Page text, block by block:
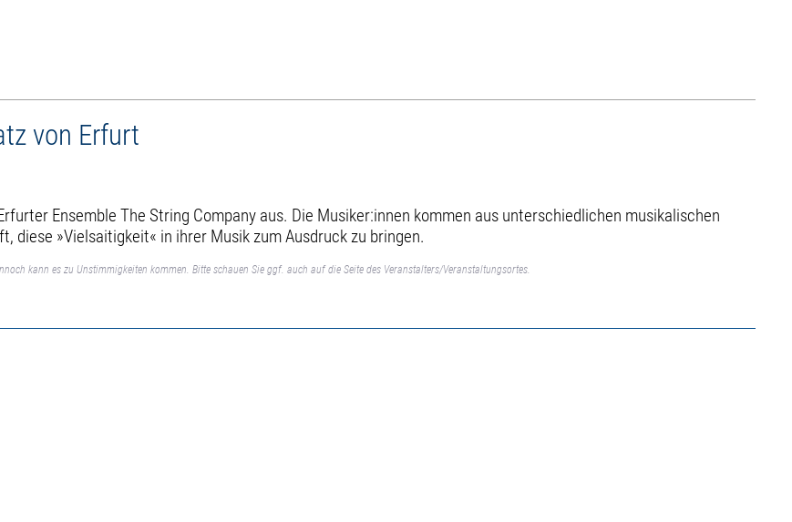
von Erfurt
Ensemble The String Company aus. Die Musiker:innen kommen aus unterschiedlichen musikalischen
diese »Vielsaitigkeit« in ihrer Musik zum Ausdruck zu bringen.
kann es zu Unstimmigkeiten kommen. Bitte schauen Sie ggf. auch auf die Seite des Veranstalters/Veranstaltungsortes.